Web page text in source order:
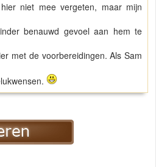
niet mee vergeten, maar mijn
benauwd gevoel aan hem te
met de voorbereidingen. Als Sam